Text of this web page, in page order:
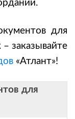
для
заказывайте
«Атлант»!
для